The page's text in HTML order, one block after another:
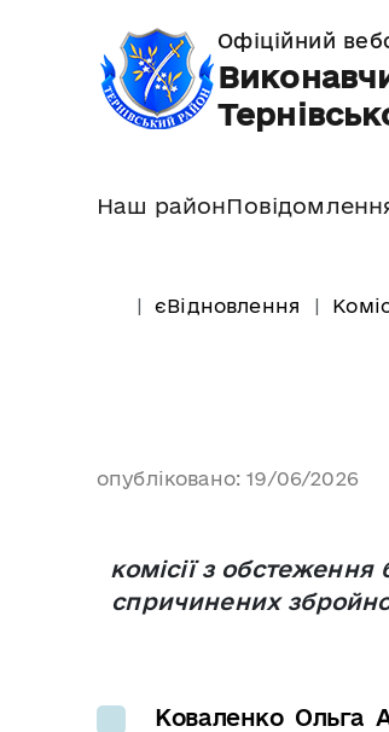
Офіційний
Наш район
єВідновлення
опубліковано: 19/06/2026
комісії з обстеження
спричинених
Коваленко Ольга